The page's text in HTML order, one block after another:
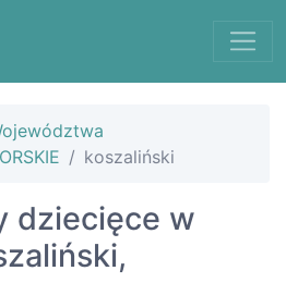
koszaliński
dziecięce w